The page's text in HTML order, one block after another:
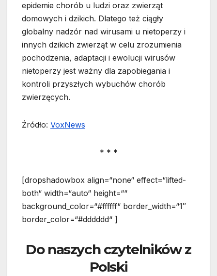
epidemie chorób u ludzi oraz zwierząt
domowych i dzikich. Dlatego też ciągły
globalny nadzór nad wirusami u nietoperzy i
innych dzikich zwierząt w celu zrozumienia
pochodzenia, adaptacji i ewolucji wirusów
nietoperzy jest ważny dla zapobiegania i
kontroli przyszłych wybuchów chorób
zwierzęcych.
Źródło: VoxNews
* * *
[dropshadowbox align=“none“ effect=“lifted-
both“ width=“auto“ height=““
background_color=“#ffffff“ border_width=“1″
border_color=“#dddddd“ ]
Do naszych czytelników z
Polski